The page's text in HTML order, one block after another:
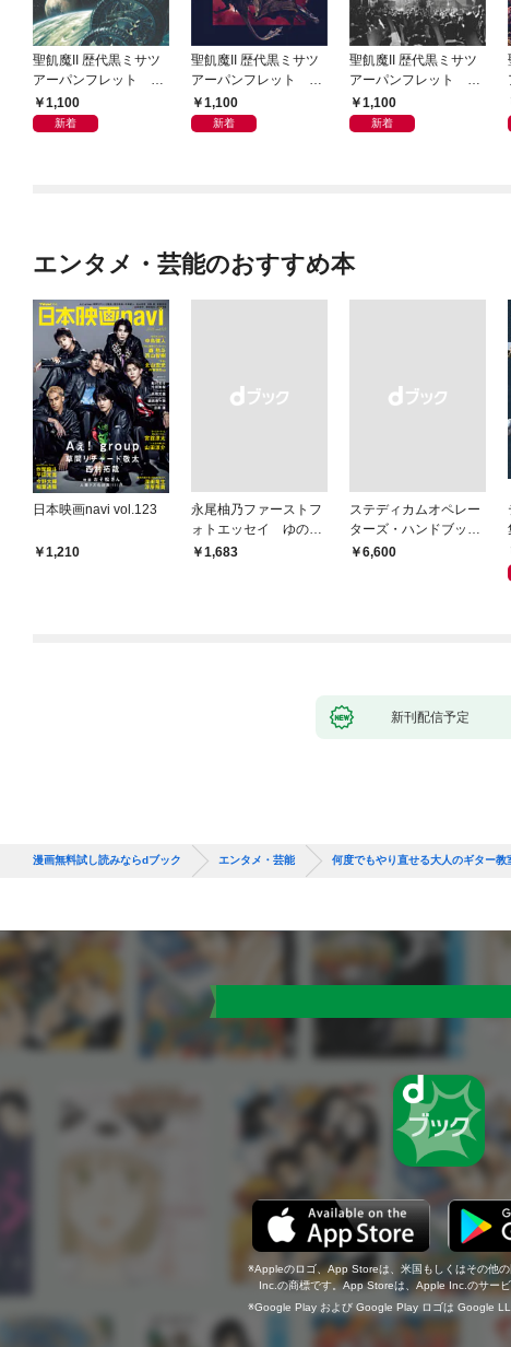
聖飢魔II 歴代黒ミサツ
アーパンフレット Th
e 35++th Anniversary
TENACIOUS GREAT B
1,100
新着
聖飢魔II 歴代黒ミサツ
アーパンフレット VI
DEO & MUTANT “LIV
E” BLACK MASS TOU
1,100
新着
聖飢魔II 歴代黒ミサツ
アーパンフレット Th
e 35++th Anniversary
TENACIOUS GREAT B
1,100
新着
エンタメ・芸能のおすすめ本
日本映画navi vol.123
1,210
永尾柚乃ファーストフ
ォトエッセイ ゆのも
のがたり
￥1,683
ステディカムオペレー
ターズ・ハンドブック
日本語版 電子版 第２
￥6,600
新刊配信予定
漫画無料試し読みならdブック エンタメ・芸能 何度でもやり直せる大人のギター
Appleのロゴ、App Storeは、米国もしくはその他
Inc.の商標です。App Storeは、Apple Inc.のサービ
Google Play および Google Play ロゴは Google